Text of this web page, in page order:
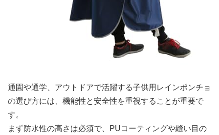
通園や通学、アウトドアで活躍する子供用レインポンチョ
の選び方には、機能性と安全性を重視することが重要で
す。
まず防水性の高さは必須で、PUコーティングや縫い目の